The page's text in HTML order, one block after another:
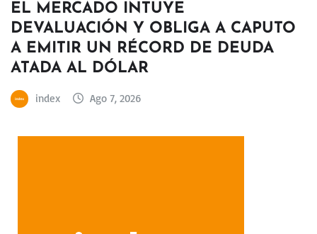
EL MERCADO INTUYE
DEVALUACIÓN Y OBLIGA A CAPUTO
A EMITIR UN RÉCORD DE DEUDA
ATADA AL DÓLAR
index Ago 7, 2026